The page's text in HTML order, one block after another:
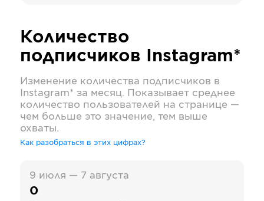
Количество
подписчиков
Instagram*
Изменение количества подписчиков в
Instagram* за месяц. Показывает среднее
количество пользователей на странице —
чем больше это значение, тем выше
охваты.
Как разобраться в этих цифрах?
9 июля — 7 августа
0